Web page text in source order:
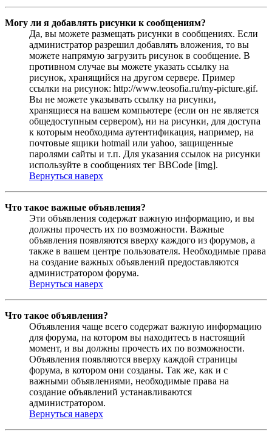
Могу ли я добавлять рисунки к сообщениям?
Да, вы можете размещать рисунки в сообщениях. Если
администратор разрешил добавлять вложения, то вы
можете напрямую загрузить рисунок в сообщение. В
противном случае вы можете указать ссылку на
рисунок, хранящийся на другом сервере. Пример
ссылки на рисунок: http://www.teosofia.ru/my-picture.gif.
Вы не можете указывать ссылку на рисунки,
хранящиеся на вашем компьютере (если он не является
общедоступным сервером), ни на рисунки, для доступа
к которым необходима аутентификация, например, на
почтовые ящики hotmail или yahoo, защищенные
паролями сайты и т.п. Для указания ссылок на рисунки
используйте в сообщениях тег BBCode [img].
Вернуться наверх
Что такое важные объявления?
Эти объявления содержат важную информацию, и вы
должны прочесть их по возможности. Важные
объявления появляются вверху каждого из форумов, а
также в вашем центре пользователя. Необходимые права
на создание важных объявлений предоставляются
администратором форума.
Вернуться наверх
Что такое объявления?
Объявления чаще всего содержат важную информацию
для форума, на котором вы находитесь в настоящий
момент, и вы должны прочесть их по возможности.
Объявления появляются вверху каждой страницы
форума, в котором они созданы. Так же, как и с
важными объявлениями, необходимые права на
создание объявлений устанавливаются
администратором.
Вернуться наверх